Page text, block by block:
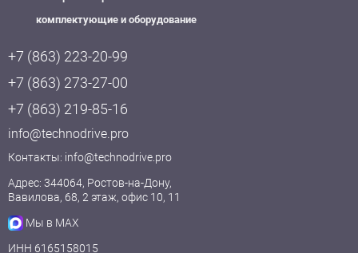
комплектующие и оборудование
+7 (863) 223-20-99
+7 (863) 273-27-00
+7 (863) 219-85-16
info@technodrive.pro
Контакты: info@technodrive.pro
Адрес: 344064, Ростов-на-Дону,
Вавилова, 68, 2 этаж, офис 10, 11
Мы в MAX
ИНН 6165158015